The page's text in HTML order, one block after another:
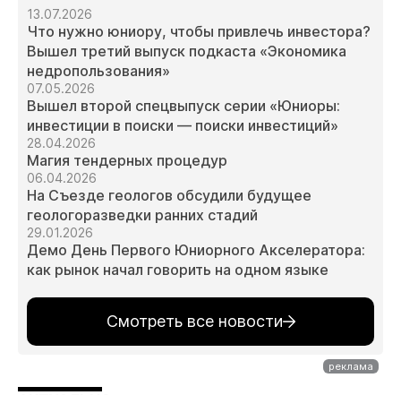
13.07.2026
Что нужно юниору, чтобы привлечь инвестора?
Вышел третий выпуск подкаста «Экономика
недропользования»
07.05.2026
Вышел второй спецвыпуск серии «Юниоры:
инвестиции в поиски — поиски инвестиций»
28.04.2026
Магия тендерных процедур
06.04.2026
На Съезде геологов обсудили будущее
геологоразведки ранних стадий
29.01.2026
Демо День Первого Юниорного Акселератора:
как рынок начал говорить на одном языке
Смотреть все новости